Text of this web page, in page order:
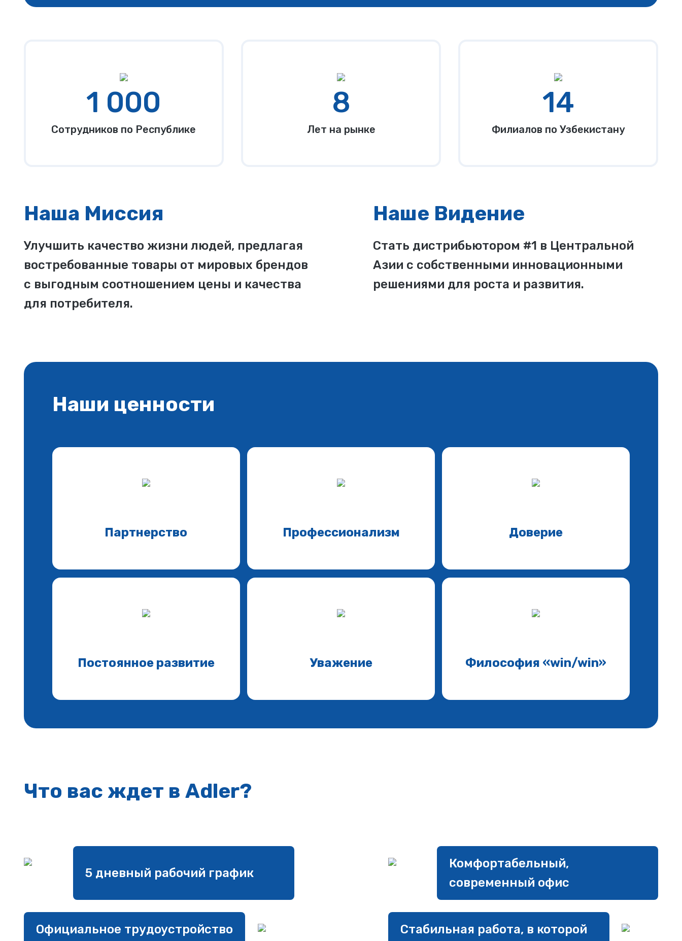
1 000
Сотрудников по Республике
8
Лет на рынке
14
Филиалов по Узбекистану
Наша Миссия
Улучшить качество жизни людей, предлагая
востребованные товары от мировых брендов
с выгодным соотношением цены и качества
для потребителя.
Наше Видение
Стать дистрибьютором #1 в Центральной
Азии с собственными инновационными
решениями для роста и развития.
Наши ценности
Партнерство Профессионализм Доверие
Постоянное развитие Уважение Философия «win/win»
Что вас ждет в Adler?
5 дневный рабочий график
Официальное трудоустройство
Комфортабельный,
современный офис
Стабильная работа, в которой